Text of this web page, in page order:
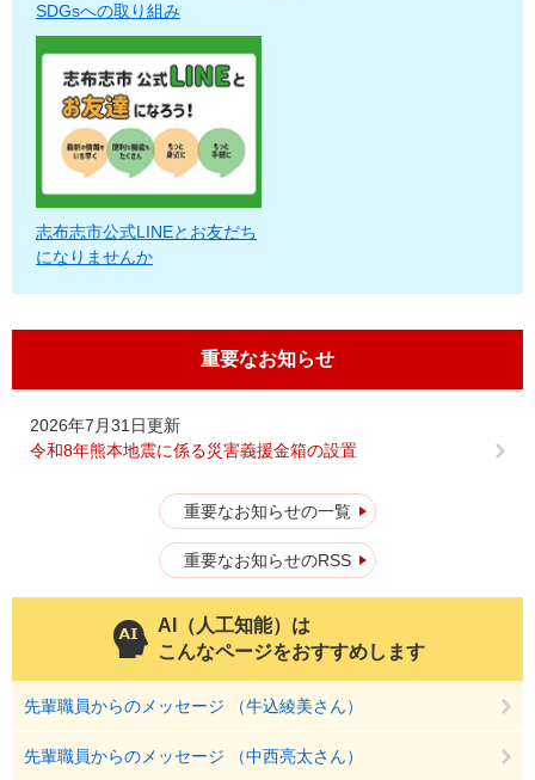
SDGsへの取り組み
志布志市公式LINEとお友だち
になりませんか
重要なお知らせ
2026年7月31日更新
令和8年熊本地震に係る災害義援金箱の設置
重要なお知らせの一覧
重要なお知らせのRSS
AI（人工知能）は
こんなページをおすすめします
先輩職員からのメッセージ （牛込綾美さん）
先輩職員からのメッセージ （中西亮太さん）